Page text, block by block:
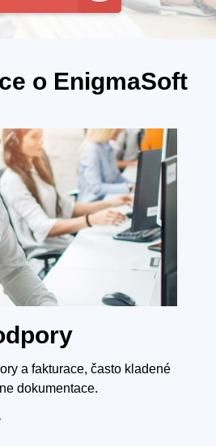
o EnigmaSoft
a fakturace, často kladené
dokumentace.